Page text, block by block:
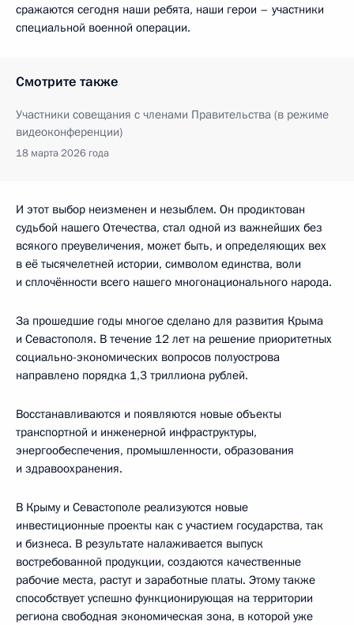
сражаются сегодня наши ребята, наши герои – участники
специальной военной операции.
Смотрите также
Участники совещания с членами Правительства (в режиме
видеоконференции)
18 марта 2026 года
И этот выбор неизменен и незыблем. Он продиктован
судьбой нашего Отечества, стал одной из важнейших без
всякого преувеличения, может быть, и определяющих вех
в её тысячелетней истории, символом единства, воли
и сплочённости всего нашего многонационального народа.
За прошедшие годы многое сделано для развития Крыма
и Севастополя. В течение 12 лет на решение приоритетных
социально-экономических вопросов полуострова
направлено порядка 1,3 триллиона рублей.
Восстанавливаются и появляются новые объекты
транспортной и инженерной инфраструктуры,
энергообеспечения, промышленности, образования
и здравоохранения.
В Крыму и Севастополе реализуются новые
инвестиционные проекты как с участием государства, так
и бизнеса. В результате налаживается выпуск
востребованной продукции, создаются качественные
рабочие места, растут и заработные платы. Этому также
способствует успешно функционирующая на территории
региона свободная экономическая зона, в которой уже